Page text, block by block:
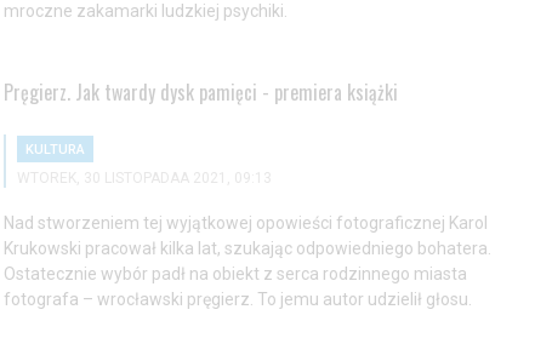
mroczne zakamarki ludzkiej psychiki.
Pręgierz. Jak twardy dysk pamięci - premiera książki
KULTURA
WTOREK, 30 LISTOPADAA 2021, 09:13
Nad stworzeniem tej wyjątkowej opowieści fotograficznej Karol
Krukowski pracował kilka lat, szukając odpowiedniego bohatera.
Ostatecznie wybór padł na obiekt z serca rodzinnego miasta
fotografa – wrocławski pręgierz. To jemu autor udzielił głosu.